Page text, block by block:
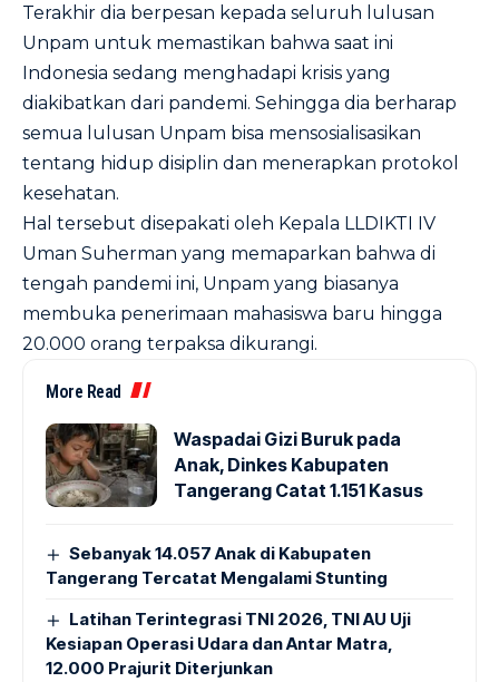
Terakhir dia berpesan kepada seluruh lulusan
Unpam untuk memastikan bahwa saat ini
Indonesia sedang menghadapi krisis yang
diakibatkan dari pandemi. Sehingga dia berharap
semua lulusan Unpam bisa mensosialisasikan
tentang hidup disiplin dan menerapkan protokol
kesehatan.
Hal tersebut disepakati oleh Kepala LLDIKTI IV
Uman Suherman yang memaparkan bahwa di
tengah pandemi ini, Unpam yang biasanya
membuka penerimaan mahasiswa baru hingga
20.000 orang terpaksa dikurangi.
More Read
Waspadai Gizi Buruk pada
Anak, Dinkes Kabupaten
Tangerang Catat 1.151 Kasus
Sebanyak 14.057 Anak di Kabupaten
Tangerang Tercatat Mengalami Stunting
Latihan Terintegrasi TNI 2026, TNI AU Uji
Kesiapan Operasi Udara dan Antar Matra,
12.000 Prajurit Diterjunkan